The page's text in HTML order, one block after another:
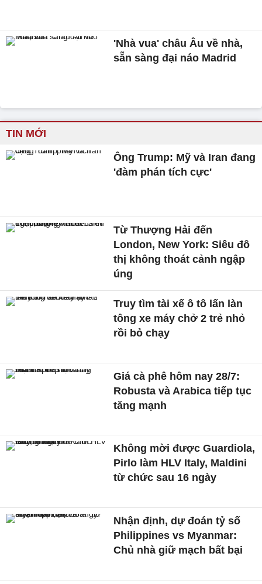
'Nhà vua' châu Âu về nhà,
sẵn sàng đại náo Madrid
TIN MỚI
Ông Trump: Mỹ và Iran đang
'đàm phán tích cực'
Từ Thượng Hải đến
London, New York: Siêu đô
thị không thoát cảnh ngập
úng
Truy tìm tài xế ô tô lấn làn
tông xe máy chở 2 trẻ nhỏ
rồi bỏ chạy
Giá cà phê hôm nay 28/7:
Robusta và Arabica tiếp tục
tăng mạnh
Không mời được Guardiola,
Pirlo làm HLV Italy, Maldini
từ chức sau 16 ngày
Nhận định, dự đoán tỷ số
Philippines vs Myanmar:
Chủ nhà giữ mạch bất bại